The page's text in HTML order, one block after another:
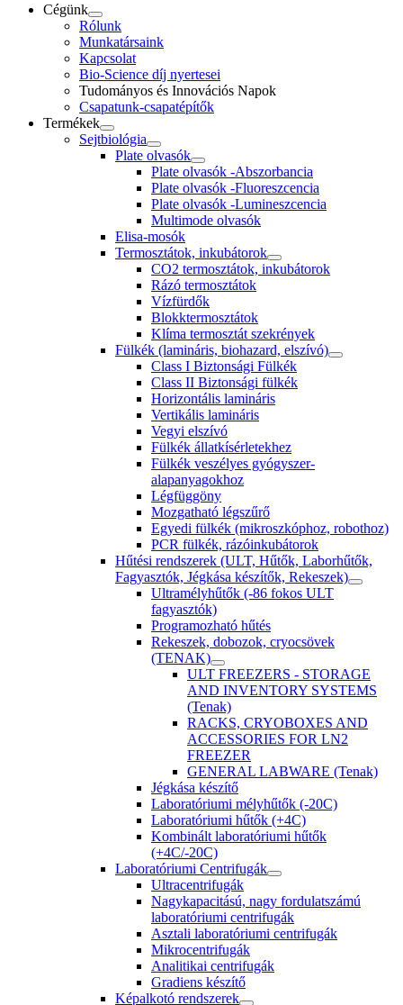
Cégünk
Rólunk
Munkatársaink
Kapcsolat
Bio-Science díj nyertesei
Tudományos és Innovációs Napok
Csapatunk-csapatépítők
Termékek
Sejtbiológia
Plate olvasók
Plate olvasók -Abszorbancia
Plate olvasók -Fluoreszcencia
Plate olvasók -Lumineszcencia
Multimode olvasók
Elisa-mosók
Termosztátok, inkubátorok
CO2 termosztátok, inkubátorok
Rázó termosztátok
Vízfürdők
Blokktermosztátok
Klíma termosztát szekrények
Fülkék (lamináris, biohazard, elszívó)
Class I Biztonsági Fülkék
Class II Biztonsági fülkék
Horizontális lamináris
Vertikális lamináris
Vegyi elszívó
Fülkék állatkísérletekhez
Fülkék veszélyes gyógyszer-
alapanyagokhoz
Légfüggöny
Mozgatható légszűrő
Egyedi fülkék (mikroszkóphoz, robothoz)
PCR fülkék, rázóinkubátorok
Hűtési rendszerek (ULT, Hűtők, Laborhűtők,
Fagyasztók, Jégkása készítők, Rekeszek)
Ultramélyhűtők (-86 fokos ULT
fagyasztók)
Programozható hűtés
Rekeszek, dobozok, cryocsövek
(TENAK)
ULT FREEZERS - STORAGE
AND INVENTORY SYSTEMS
(Tenak)
RACKS, CRYOBOXES AND
ACCESSORIES FOR LN2
FREEZER
GENERAL LABWARE (Tenak)
Jégkása készítő
Laboratóriumi mélyhűtők (-20C)
Laboratóriumi hűtők (+4C)
Kombinált laboratóriumi hűtők
(+4C/-20C)
Laboratóriumi Centrifugák
Ultracentrifugák
Nagykapacitású, nagy fordulatszámú
laboratóriumi centrifugák
Asztali laboratóriumi centrifugák
Mikrocentrifugák
Analitikai centrifugák
Gradiens készítő
Képalkotó rendszerek